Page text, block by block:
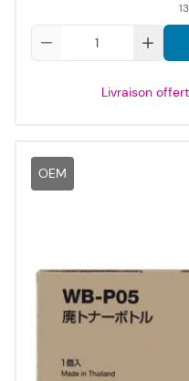
Livraison
OEM